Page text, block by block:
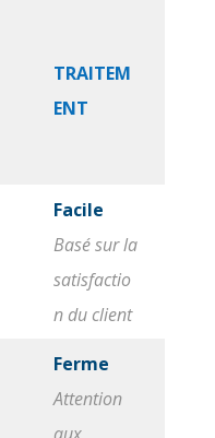
TRAITEM
ENT
Facile
Basé sur la
satisfactio
n du client
Ferme
Attention